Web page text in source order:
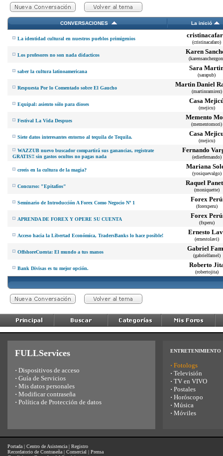
CONVERSACIONES La inició
La identidad cultural en nuestros pueblos primigenios
(cristinacafaro)
Los profesores no son nada didacticos Karen
saber la cultura latinoamericana Sara
(sarapub)
Respuesta Por lo Comentado sobre El Gaucho Martin Daniel
(martinramirez)
Equipal: asiento sólo para dioses Casa
(mejicu)
Festival La Vida Despues Memento
(mementomori)
Siete datos interesantes entorno al tequila de Tequila. Casa
(mejicu)
WAZZUB nuevo buscador compartirá sus ganancias, registrate
GRATIS!! sin gastos ocultos no pagas nada
Fernando
(edierfernando)
creeis en la cultura de la magia? Mariana
(yosiquevalgo)
Concurso: "Epitafios" Raquel
(moniquette)
Seminario de Introducción A Forex Como Negocio Nº 1 Forex Perú
(forexperu)
APRENDA DE FOREX Y OPERE SU CUENTA Forex Perú
(fxperu)
Acceso hacia la Libertad Económica, TradersBanks lo hace posible! Ernesto
(ernestolavi)
OffshoreCuenta: El mundo a tus manos Gabriel
(gabrielfamel)
Bank Divisas es tu mejor opción. Roberto
(robertojita)
FULLServices
· Dispositivos de acceso
· Guía de Servicios
· Mis datos personales
· Modificar contraseña
· Política de Protección de datos
ENTRETENIMIENTO
· Fotologs
· Televisión
· TV en VIVO
· Postales
· Horóscopo
· Música
· Móviles
Portada | Centro de Asistencia | Registro
Recordatorio de Contraseña | Comercial | Prensa